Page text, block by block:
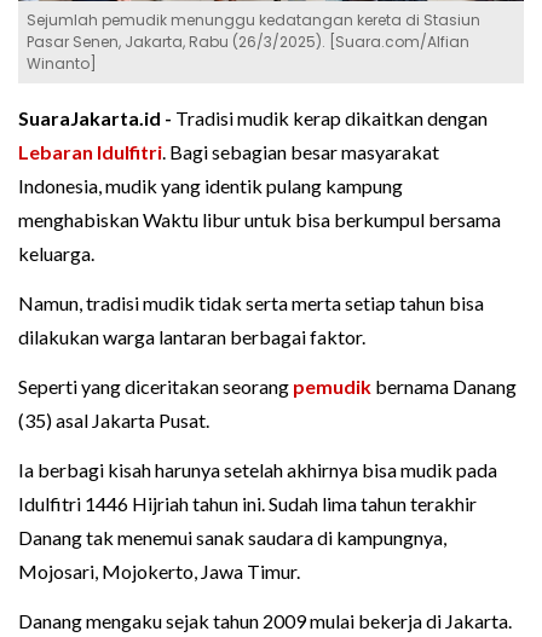
Sejumlah pemudik menunggu kedatangan kereta di Stasiun
Pasar Senen, Jakarta, Rabu (26/3/2025). [Suara.com/Alfian
Winanto]
SuaraJakarta.id - Tradisi mudik kerap dikaitkan dengan
Lebaran Idulfitri. Bagi sebagian besar masyarakat
Indonesia, mudik yang identik pulang kampung
menghabiskan Waktu libur untuk bisa berkumpul bersama
keluarga.
Namun, tradisi mudik tidak serta merta setiap tahun bisa
dilakukan warga lantaran berbagai faktor.
Seperti yang diceritakan seorang pemudik bernama Danang
(35) asal Jakarta Pusat.
Ia berbagi kisah harunya setelah akhirnya bisa mudik pada
Idulfitri 1446 Hijriah tahun ini. Sudah lima tahun terakhir
Danang tak menemui sanak saudara di kampungnya,
Mojosari, Mojokerto, Jawa Timur.
Danang mengaku sejak tahun 2009 mulai bekerja di Jakarta.